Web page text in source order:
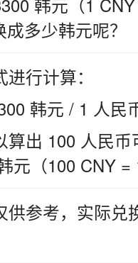
韩元（1
多少韩元呢？
行计算：
韩元 / 1 人民
算出 100 人民
元（100 CNY =
供参考，实际